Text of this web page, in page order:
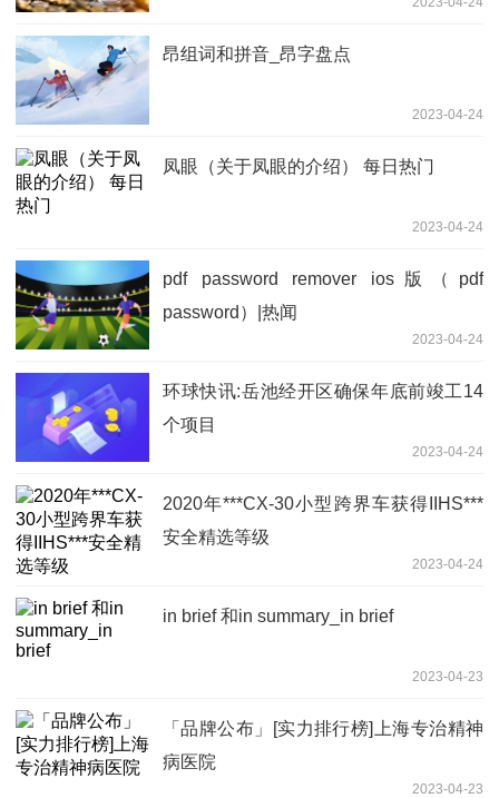
昂组词和拼音_昂字盘点
2023-04-24
凤眼（关于凤眼的介绍） 每日热门
2023-04-24
pdf password remover ios版（pdf
password）|热闻
2023-04-24
环球快讯:岳池经开区确保年底前竣工14
个项目
2023-04-24
2020年***CX-30小型跨界车获得IIHS***
安全精选等级
2023-04-24
in brief 和in summary_in brief
2023-04-23
「品牌公布」[实力排行榜]上海专治精神
病医院
2023-04-23